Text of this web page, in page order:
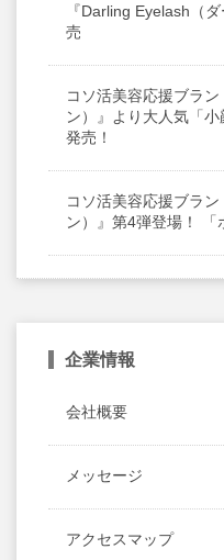
『Darling Eyelash（
売
コソ活美容応援ブラン
ン）』より大人気「
発売！
コソ活美容応援ブラン
ン）』第4弾登場！ 「
企業情報
会社概要
メッセージ
アクセスマップ